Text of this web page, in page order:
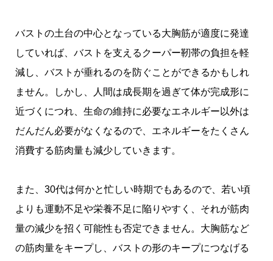
バストの土台の中心となっている大胸筋が適度に発達
していれば、バストを支えるクーパー靭帯の負担を軽
減し、バストが垂れるのを防ぐことができるかもしれ
ません。しかし、人間は成長期を過ぎて体が完成形に
近づくにつれ、生命の維持に必要なエネルギー以外は
だんだん必要がなくなるので、エネルギーをたくさん
消費する筋肉量も減少していきます。
また、30代は何かと忙しい時期でもあるので、若い頃
よりも運動不足や栄養不足に陥りやすく、それが筋肉
量の減少を招く可能性も否定できません。大胸筋など
の筋肉量をキープし、バストの形のキープにつなげる